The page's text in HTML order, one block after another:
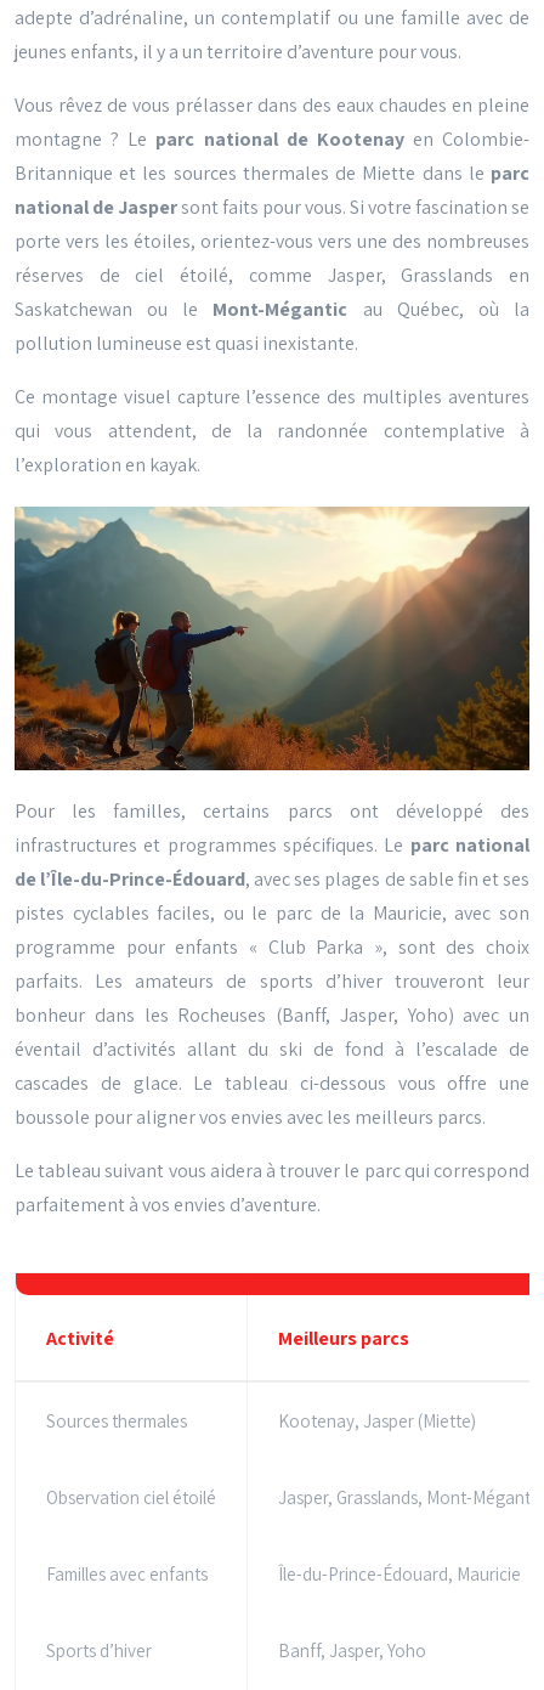
adepte d’adrénaline, un contemplatif ou une famille avec de
jeunes enfants, il y a un territoire d’aventure pour vous.
Vous rêvez de vous prélasser dans des eaux chaudes en pleine
montagne ? Le parc national de Kootenayen Colombie-
Britannique et les sources thermales de Miette dans le parc
national de Jaspersont faits pour vous. Si votre fascination se
porte vers les étoiles, orientez-vous vers une des nombreuses
réserves de ciel étoilé, comme Jasper, Grasslands en
Saskatchewan ou le Mont-Mégantic au Québec, où la
pollution lumineuse est quasi inexistante.
Ce montage visuel capture l’essence des multiples aventures
qui vous attendent, de la randonnée contemplative à
l’exploration en kayak.
Pour les familles, certains parcs ont développé des
infrastructures et programmes spécifiques. Le parc national
de l’Île-du-Prince-Édouard, avec ses plages de sable fin et ses
pistes cyclables faciles, ou le parc de la Mauricie, avec son
programme pour enfants « Club Parka », sont des choix
parfaits. Les amateurs de sports d’hiver trouveront leur
bonheur dans les Rocheuses (Banff, Jasper, Yoho) avec un
éventail d’activités allant du ski de fond à l’escalade de
cascades de glace. Le tableau ci-dessous vous offre une
boussole pour aligner vos envies avec les meilleurs parcs.
Le tableau suivant vous aidera à trouver le parc qui correspond
parfaitement à vos envies d’aventure.
Activité Meilleurs parcs
Sources thermales Kootenay, Jasper (Miette)
Observation ciel étoilé Jasper, Grasslands, Mont-Mégantic
Familles avec enfants Île-du-Prince-Édouard, Mauricie
Sports d’hiver Banff, Jasper, Yoho